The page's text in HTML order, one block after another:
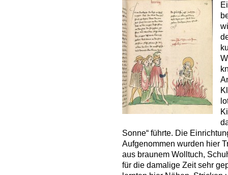
Sonne“ führte. Die
Aufgenommen wurden hier
aus braunem Wolltuch,
für die damalige Zeit sehr